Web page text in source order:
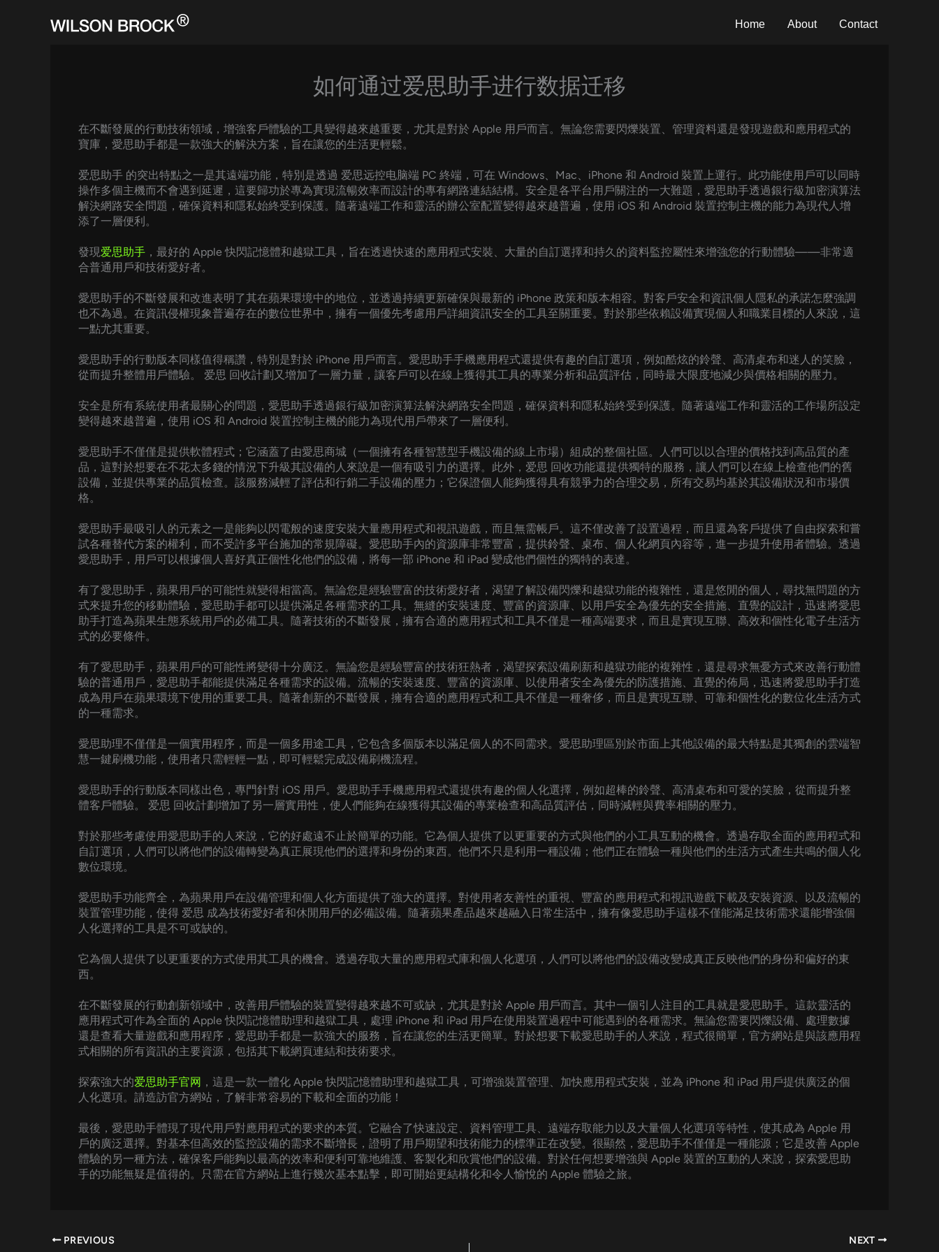
Home About Contact
如何通过爱思助手进行数据迁移
在不斷發展的行動技術領域，增強客戶體驗的工具變得越來越重要，尤其是對於 Apple 用戶而言。無論您需要閃爍裝置、管理資料還是發現遊戲和應用程式的
寶庫，愛思助手都是一款強大的解決方案，旨在讓您的生活更輕鬆。
爱思助手 的突出特點之一是其遠端功能，特別是透過 爱思远控电脑端 PC 終端，可在 Windows、Mac、iPhone 和 Android 裝置上運行。此功能使用戶可以同時
操作多個主機而不會遇到延遲，這要歸功於專為實現流暢效率而設計的專有網路連結結構。安全是各平台用戶關注的一大難題，愛思助手透過銀行級加密演算法
解決網路安全問題，確保資料和隱私始終受到保護。隨著遠端工作和靈活的辦公室配置變得越來越普遍，使用 iOS 和 Android 裝置控制主機的能力為現代人增
添了一層便利。
發現爱思助手 ，最好的 Apple 快閃記憶體和越獄工具，旨在透過快速的應用程式安裝、大量的自訂選擇和持久的資料監控屬性來增強您的行動體驗——非常適
合普通用戶和技術愛好者。
愛思助手的不斷發展和改進表明了其在蘋果環境中的地位，並透過持續更新確保與最新的 iPhone 政策和版本相容。對客戶安全和資訊個人隱私的承諾怎麼強調
也不為過。在資訊侵權現象普遍存在的數位世界中，擁有一個優先考慮用戶詳細資訊安全的工具至關重要。對於那些依賴設備實現個人和職業目標的人來說，這
一點尤其重要。
愛思助手的行動版本同樣值得稱讚，特別是對於 iPhone 用戶而言。愛思助手手機應用程式還提供有趣的自訂選項，例如酷炫的鈴聲、高清桌布和迷人的笑臉，
從而提升整體用戶體驗。 爱思 回收計劃又增加了一層力量，讓客戶可以在線上獲得其工具的專業分析和品質評估，同時最大限度地減少與價格相關的壓力。
安全是所有系統使用者最關心的問題，愛思助手透過銀行級加密演算法解決網路安全問題，確保資料和隱私始終受到保護。隨著遠端工作和靈活的工作場所設定
變得越來越普遍，使用 iOS 和 Android 裝置控制主機的能力為現代用戶帶來了一層便利。
愛思助手不僅僅是提供軟體程式；它涵蓋了由愛思商城（一個擁有各種智慧型手機設備的線上市場）組成的整個社區。人們可以以合理的價格找到高品質的產
品，這對於想要在不花太多錢的情況下升級其設備的人來說是一個有吸引力的選擇。此外，爱思 回收功能還提供獨特的服務，讓人們可以在線上檢查他們的舊
設備，並提供專業的品質檢查。該服務減輕了評估和行銷二手設備的壓力；它保證個人能夠獲得具有競爭力的合理交易，所有交易均基於其設備狀況和市場價
格。
愛思助手最吸引人的元素之一是能夠以閃電般的速度安裝大量應用程式和視訊遊戲，而且無需帳戶。這不僅改善了設置過程，而且還為客戶提供了自由探索和嘗
試各種替代方案的權利，而不受許多平台施加的常規障礙。愛思助手內的資源庫非常豐富，提供鈴聲、桌布、個人化網頁內容等，進一步提升使用者體驗。透過
愛思助手，用戶可以根據個人喜好真正個性化他們的設備，將每一部 iPhone 和 iPad 變成他們個性的獨特的表達。
有了愛思助手，蘋果用戶的可能性就變得相當高。無論您是經驗豐富的技術愛好者，渴望了解設備閃爍和越獄功能的複雜性，還是悠閒的個人，尋找無問題的方
式來提升您的移動體驗，愛思助手都可以提供滿足各種需求的工具。無縫的安裝速度、豐富的資源庫、以用戶安全為優先的安全措施、直覺的設計，迅速將愛思
助手打造為蘋果生態系統用戶的必備工具。隨著技術的不斷發展，擁有合適的應用程式和工具不僅是一種高端要求，而且是實現互聯、高效和個性化電子生活方
式的必要條件。
有了愛思助手，蘋果用戶的可能性將變得十分廣泛。無論您是經驗豐富的技術狂熱者，渴望探索設備刷新和越獄功能的複雜性，還是尋求無憂方式來改善行動體
驗的普通用戶，愛思助手都能提供滿足各種需求的設備。流暢的安裝速度、豐富的資源庫、以使用者安全為優先的防護措施、直覺的佈局，迅速將愛思助手打造
成為用戶在蘋果環境下使用的重要工具。隨著創新的不斷發展，擁有合適的應用程式和工具不僅是一種奢侈，而且是實現互聯、可靠和個性化的數位化生活方式
的一種需求。
愛思助理不僅僅是一個實用程序，而是一個多用途工具，它包含多個版本以滿足個人的不同需求。愛思助理區別於市面上其他設備的最大特點是其獨創的雲端智
慧一鍵刷機功能，使用者只需輕輕一點，即可輕鬆完成設備刷機流程。
愛思助手的行動版本同樣出色，專門針對 iOS 用戶。愛思助手手機應用程式還提供有趣的個人化選擇，例如超棒的鈴聲、高清桌布和可愛的笑臉，從而提升整
體客戶體驗。 爱思 回收計劃增加了另一層實用性，使人們能夠在線獲得其設備的專業檢查和高品質評估，同時減輕與費率相關的壓力。
對於那些考慮使用愛思助手的人來說，它的好處遠不止於簡單的功能。它為個人提供了以更重要的方式與他們的小工具互動的機會。透過存取全面的應用程式和
自訂選項，人們可以將他們的設備轉變為真正展現他們的選擇和身份的東西。他們不只是利用一種設備；他們正在體驗一種與他們的生活方式產生共鳴的個人化
數位環境。
愛思助手功能齊全，為蘋果用戶在設備管理和個人化方面提供了強大的選擇。對使用者友善性的重視、豐富的應用程式和視訊遊戲下載及安裝資源、以及流暢的
裝置管理功能，使得 爱思 成為技術愛好者和休閒用戶的必備設備。隨著蘋果產品越來越融入日常生活中，擁有像愛思助手這樣不僅能滿足技術需求還能增強個
人化選擇的工具是不可或缺的。
它為個人提供了以更重要的方式使用其工具的機會。透過存取大量的應用程式庫和個人化選項，人們可以將他們的設備改變成真正反映他們的身份和偏好的東
西。
在不斷發展的行動創新領域中，改善用戶體驗的裝置變得越來越不可或缺，尤其是對於 Apple 用戶而言。其中一個引人注目的工具就是愛思助手。這款靈活的
應用程式可作為全面的 Apple 快閃記憶體助理和越獄工具，處理 iPhone 和 iPad 用戶在使用裝置過程中可能遇到的各種需求。無論您需要閃爍設備、處理數據
還是查看大量遊戲和應用程序，愛思助手都是一款強大的服務，旨在讓您的生活更簡單。對於想要下載愛思助手的人來說，程式很簡單，官方網站是與該應用程
式相關的所有資訊的主要資源，包括其下載網頁連結和技術要求。
探索強大的爱思助手官网 ，這是一款一體化 Apple 快閃記憶體助理和越獄工具，可增強裝置管理、加快應用程式安裝，並為 iPhone 和 iPad 用戶提供廣泛的個
人化選項。請造訪官方網站，了解非常容易的下載和全面的功能！
最後，愛思助手體現了現代用戶對應用程式的要求的本質。它融合了快速設定、資料管理工具、遠端存取能力以及大量個人化選項等特性，使其成為 Apple 用
戶的廣泛選擇。對基本但高效的監控設備的需求不斷增長，證明了用戶期望和技術能力的標準正在改變。很顯然，愛思助手不僅僅是一種能源；它是改善 Apple
體驗的另一種方法，確保客戶能夠以最高的效率和便利可靠地維護、客製化和欣賞他們的設備。對於任何想要增強與 Apple 裝置的互動的人來說，探索愛思助
手的功能無疑是值得的。只需在官方網站上進行幾次基本點擊，即可開始更結構化和令人愉悅的 Apple 體驗之旅。
PREVIOUS NEXT